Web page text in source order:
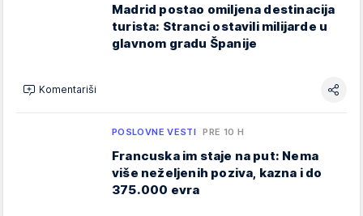
Madrid postao omiljena destinacija
turista: Stranci ostavili milijarde u
glavnom gradu Španije
Komentariši
POSLOVNE VESTI PRE 10 H
Francuska im staje na put: Nema
više neželjenih poziva, kazna i do
375.000 evra